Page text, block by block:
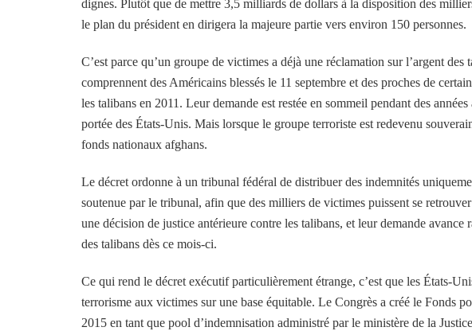
dignes. Plutôt que de mettre 3,5 milliards de dollars à la disposition des
le plan du président en dirigera la majeure partie vers environ 150 personnes.
C’est parce qu’un groupe de victimes a déjà une réclamation sur l’argent
comprennent des Américains blessés le 11 septembre et des proches de
les talibans en 2011. Leur demande est restée en sommeil pendant des
portée des États-Unis. Mais lorsque le groupe terroriste est redevenu
fonds nationaux afghans.
Le décret ordonne à un tribunal fédéral de distribuer des indemnités
soutenue par le tribunal, afin que des milliers de victimes puissent se
une décision de justice antérieure contre les talibans, et leur demande
des talibans dès ce mois-ci.
Ce qui rend le décret exécutif particulièrement étrange, c’est que les États-
terrorisme aux victimes sur une base équitable. Le Congrès a créé le Fonds
2015 en tant que pool d’indemnisation administré par le ministère de la